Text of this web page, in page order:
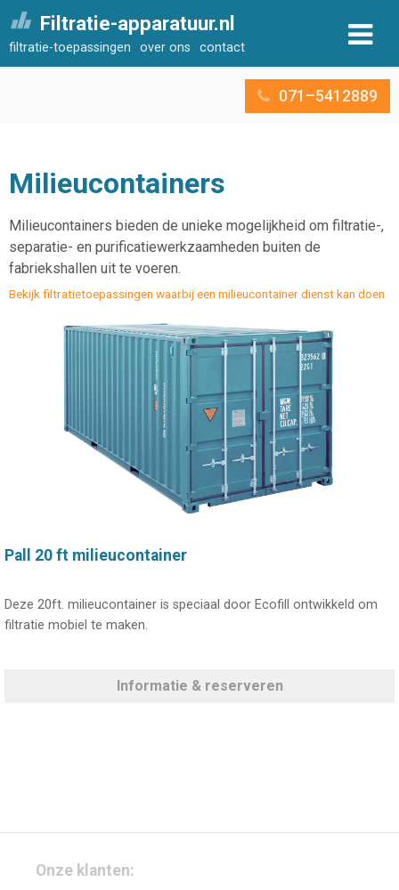
Filtratie-apparatuur.nl
filtratie-toepassingen over ons contact
071–5412889
Milieucontainers
Milieucontainers bieden de unieke mogelijkheid om filtratie-,
separatie- en purificatiewerkzaamheden buiten de
fabriekshallen uit te voeren.
Bekijk filtratietoepassingen waarbij een milieucontainer dienst kan doen
Pall 20 ft milieucontainer
Deze 20ft. milieucontainer is speciaal door Ecofill ontwikkeld om
filtratie mobiel te maken.
Informatie & reserveren
Onze klanten: